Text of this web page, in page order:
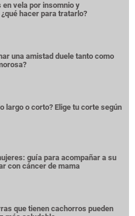
en vela por insomnio y
hacer para tratarlo?
una amistad duele tanto como
largo o corto? Elige tu corte según
guía para acompañar a su
con cáncer de mama
que tienen cachorros pueden